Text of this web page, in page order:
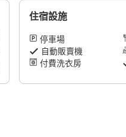
住宿設施
停車場
自動販賣機
付費洗衣房